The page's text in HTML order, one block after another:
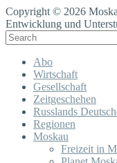
Copyright © 2026
Entwicklung und
Abo
Wirtschaft
Gesellschaft
Zeitgeschehen
Russlands
Regionen
Moskau
Freizeit in